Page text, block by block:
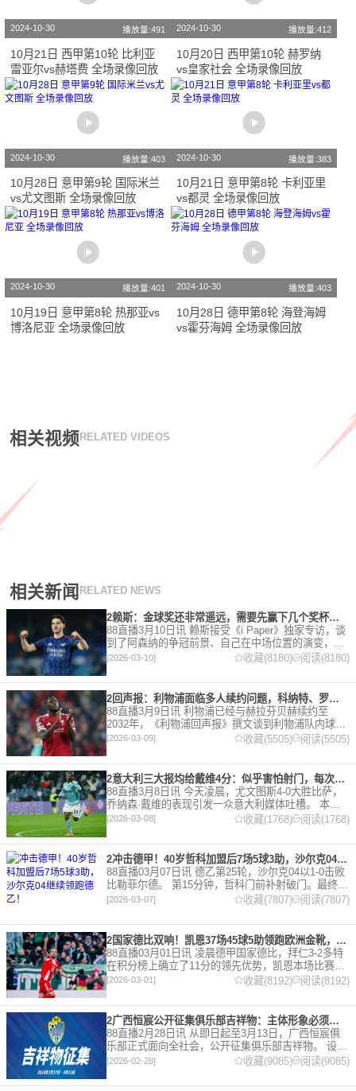
2024-10-30 播放量:491
10月21日 西甲第10轮 比利亚
雷亚尔vs赫塔费 全场录像回放
2024-10-30 播放量:412
10月20日 西甲第10轮 赫罗纳
vs皇家社会 全场录像回放
2024-10-30 播放量:403
10月28日 意甲第9轮 国际米兰
vs尤文图斯 全场录像回放
2024-10-30 播放量:383
10月21日 意甲第8轮 卡利亚里
vs都灵 全场录像回放
2024-10-30 播放量:401
10月19日 意甲第8轮 热那亚vs
博洛尼亚 全场录像回放
2024-10-30 播放量:403
10月28日 德甲第8轮 海登海姆
vs霍芬海姆 全场录像回放
相关视频 RELATED VIDEOS
相关新闻 RELATED NEWS
2赖斯：金球奖还非常遥远，需要先赢下几个奖杯，专注当下好好踢球
88直播3月10日讯 赖斯接受《i Paper》独家专访，谈
到了阿森纳的争冠前景、自己在中场位置的演变，以
及对自己被提名金球奖的看法。 任意球 赖斯：“我们
有一项非常擅长的技能——这背后付出了巨大努力
[2026-03-10] 收藏(8180) 阅读(8180)
2回声报：利物浦面临多人续约问题，科纳特、罗伯逊合同今夏到期
88直播3月9日讯 利物浦已经与赫拉芬贝赫续约至
2032年，《利物浦回声报》撰文谈到利物浦队内球员
的合同情况，文章表示，利物浦多位球员面临合同问
题。 对于利物浦来说，科纳特的合同将在本赛季末到
期，俱乐
[2026-03-09] 收藏(5505) 阅读(5505)
2意大利三大报均给戴维4分：似乎害怕射门，每次触球球迷都叹息
88直播3月8日讯 今天凌晨，尤文图斯4-0大胜比萨，
乔纳森·戴维的表现引发一众意大利媒体吐槽。 本场
比赛，戴维半场就被换下，赛后，《米兰体育报》、
《罗马体育报》和《都灵体育报》三大报都给戴维打
出4分
[2026-03-08] 收藏(1768) 阅读(1768)
2冲击德甲！40岁哲科加盟后7场5球3助，沙尔克04继续领跑德乙！
88直播03月07日讯 德乙第25轮，沙尔克04以1-0击败
比勒菲尔德。 第15分钟，哲科门前补射破门。最终凭
借哲科的进球沙尔克04成功拿到3分，继续领跑德
[2026-03-07] 收藏(7807) 阅读(7807)
2国家德比双响！凯恩37场45球5助领跑欧洲金靴，32岁保持赛季全勤
88直播03月01日讯 凌晨德甲国家德比，拜仁3-2多特
在积分榜上确立了11分的领先优势，凯恩本场比赛上
演双响。 本赛季32岁的凯恩仍然保持着超高的效率，
在到目前为止保持全勤，出战37场比赛，狂轰45
[2026-03-01] 收藏(8192) 阅读(8192)
2广西恒宸公开征集俱乐部吉祥物：主体形象必须为龙
88直播2月28日讯 从即日起至3月13日，广西恒宸俱
乐部正式面向全社会，公开征集俱乐部吉祥物。 设计
要求 1. 主体形象：必须为龙。龙，是中华民族的精神
[2026-02-28] 收藏(9085) 阅读(9085)